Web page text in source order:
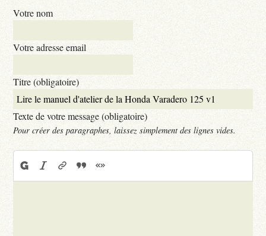
Votre nom
Votre adresse email
Titre (obligatoire)
Texte de votre message (obligatoire)
Pour créer des paragraphes, laissez simplement des lignes vides.